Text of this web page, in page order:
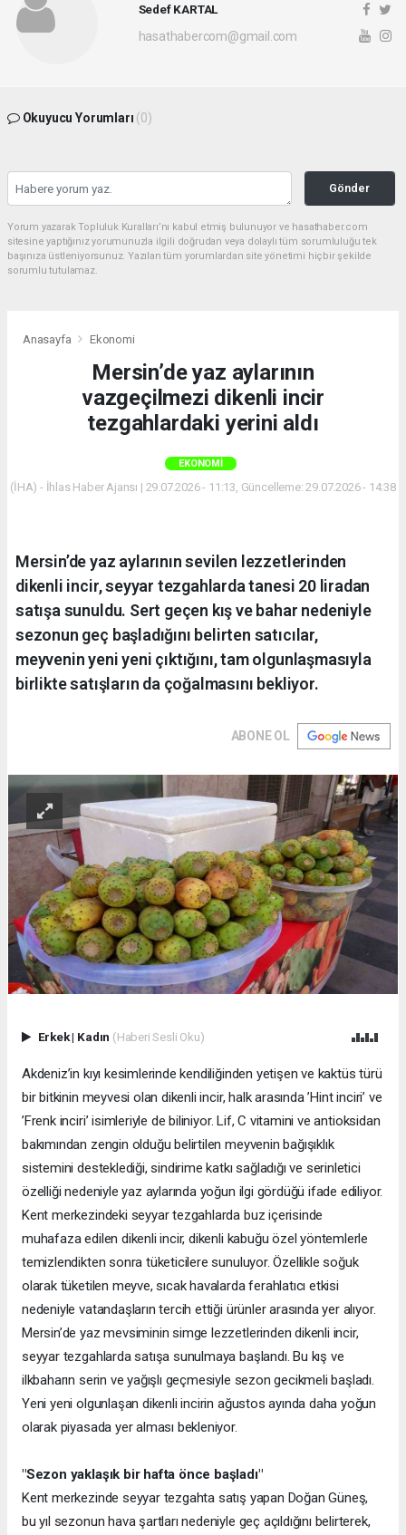
Sedef KARTAL
hasathabercom@gmail.com
Okuyucu Yorumları (0)
Gönder
Yorum yazarak Topluluk Kuralları’nı kabul etmiş bulunuyor ve hasathaber.com
sitesine yaptığınız yorumunuzla ilgili doğrudan veya dolaylı tüm sorumluluğu tek
başınıza üstleniyorsunuz. Yazılan tüm yorumlardan site yönetimi hiçbir şekilde
sorumlu tutulamaz.
Anasayfa Ekonomi
Mersin’de yaz aylarının
vazgeçilmezi dikenli incir
tezgahlardaki yerini aldı
EKONOMI
(İHA) - İhlas Haber Ajansı | 29.07.2026 - 11:13, Güncelleme: 29.07.2026 - 14:38
Mersin’de yaz aylarının sevilen lezzetlerinden
dikenli incir, seyyar tezgahlarda tanesi 20 liradan
satışa sunuldu. Sert geçen kış ve bahar nedeniyle
sezonun geç başladığını belirten satıcılar,
meyvenin yeni yeni çıktığını, tam olgunlaşmasıyla
birlikte satışların da çoğalmasını bekliyor.
ABONE OL
Erkek| Kadın (Haberi Sesli Oku)
Akdeniz’in kıyı kesimlerinde kendiliğinden yetişen ve kaktüs türü
bir bitkinin meyvesi olan dikenli incir, halk arasında ’Hint inciri’ ve
’Frenk inciri’ isimleriyle de biliniyor. Lif, C vitamini ve antioksidan
bakımından zengin olduğu belirtilen meyvenin bağışıklık
sistemini desteklediği, sindirime katkı sağladığı ve serinletici
özelliği nedeniyle yaz aylarında yoğun ilgi gördüğü ifade ediliyor.
Kent merkezindeki seyyar tezgahlarda buz içerisinde
muhafaza edilen dikenli incir, dikenli kabuğu özel yöntemlerle
temizlendikten sonra tüketicilere sunuluyor. Özellikle soğuk
olarak tüketilen meyve, sıcak havalarda ferahlatıcı etkisi
nedeniyle vatandaşların tercih ettiği ürünler arasında yer alıyor.
Mersin’de yaz mevsiminin simge lezzetlerinden dikenli incir,
seyyar tezgahlarda satışa sunulmaya başlandı. Bu kış ve
ilkbaharın serin ve yağışlı geçmesiyle sezon gecikmeli başladı.
Yeni yeni olgunlaşan dikenli incirin ağustos ayında daha yoğun
olarak piyasada yer alması bekleniyor.
"Sezon yaklaşık bir hafta önce başladı"
Kent merkezinde seyyar tezgahta satış yapan Doğan Güneş,
bu yıl sezonun hava şartları nedeniyle geç açıldığını belirterek,